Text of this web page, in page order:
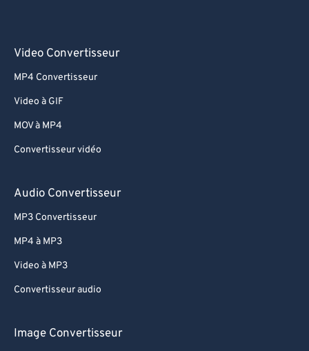
Video Convertisseur
MP4 Convertisseur
Video à GIF
MOV à MP4
Convertisseur vidéo
Audio Convertisseur
MP3 Convertisseur
MP4 à MP3
Video à MP3
Convertisseur audio
Image Convertisseur